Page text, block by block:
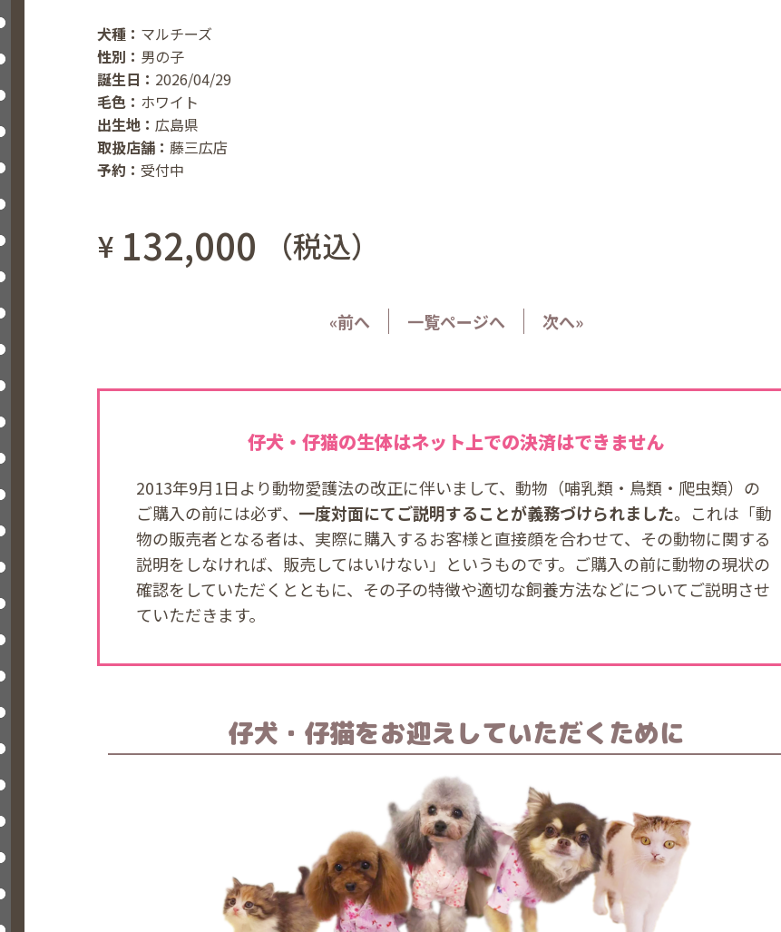
犬種： マルチーズ
性別： 男の子
誕生日： 2026/04/29
毛色： ホワイト
出生地： 広島県
取扱店舗： 藤三広店
予約： 受付中
¥ 132,000 （税込）
«前へ 一覧ページへ 次へ»
仔犬・仔猫の生体はネット上での決済はできません
2013年9月1日より動物愛護法の改正に伴いまして、動物（哺乳類・鳥類・爬虫類）の
ご購入の前には必ず、 一度対面にてご説明することが義務づけられました。 これは「動
物の販売者となる者は、実際に購入するお客様と直接顔を合わせて、その動物に関する
説明をしなければ、販売してはいけない」というものです。ご購入の前に動物の現状の
確認をしていただくとともに、その子の特徴や適切な飼養方法などについてご説明させ
ていただきます。
仔犬・仔猫をお迎えしていただくために